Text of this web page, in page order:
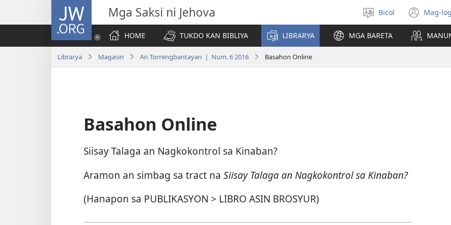
JW.ORG Mga Saksi ni Jehova
Pumili
nin
lengguwahe
Bicol Mag-
new
HOME
TUKDO KAN BIBLIYA LIBRARYA MGA BARETA
Librarya Magasin An Torrengbantayan | Num. 6 2016 Basahon Online
Basahon Online
Siisay Talaga an Nagkokontrol sa Kinaban?
Aramon an simbag sa tract na Siisay Talaga an Nagkokontrol sa Kinaban?
(Hanapon sa PUBLIKASYON > LIBRO ASIN BROSYUR)